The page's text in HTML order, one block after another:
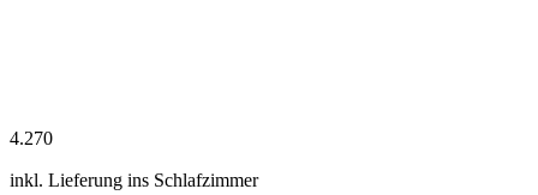
4.270
inkl. Lieferung ins Schlafzimmer